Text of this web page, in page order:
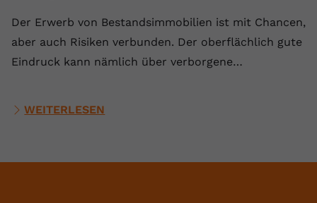
Der Erwerb von Bestandsimmobilien ist mit Chancen,
aber auch Risiken verbunden. Der oberflächlich gute
Eindruck kann nämlich über verborgene…
WEITERLESEN